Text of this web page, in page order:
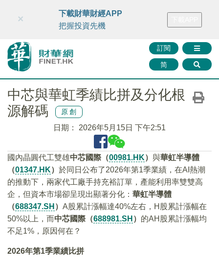
財華智庫網 FINTV FINMETA 財華證券 媒體矩陣
訂閱
简
×
下載財華財經APP
把握投資先機
中芯與華虹季績比拼及分化根
源解碼
原創
日期： 2026年5月15日 下午2:51
國內晶圓代工雙雄中芯國際（00981.HK） 與華虹半導體
（01347.HK） 於同日公布了2026年第1季業績，在AI熱潮
的推動下，兩家代工廠手持充裕訂單，產能利用率雙雙高
企，但資本市場卻呈現出顯著分化： 華虹半導體
（688347.SH ） A股累計漲幅達40%左右，H股累計漲幅在
50%以上，而中芯國際（688981.SH ） 的AH股累計漲幅均
不足1%，原因何在？
2026年第1季業績比拼